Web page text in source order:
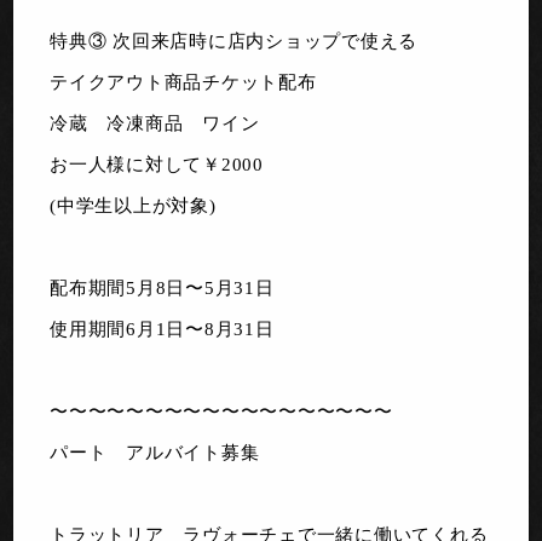
特典③ 次回来店時に店内ショップで使える
テイクアウト商品チケット配布
冷蔵 冷凍商品 ワイン
お一人様に対して￥2000
(中学生以上が対象)
配布期間5月8日〜5月31日
使用期間6月1日〜8月31日
〜〜〜〜〜〜〜〜〜〜〜〜〜〜〜〜〜〜
パート アルバイト募集
トラットリア ラヴォーチェで一緒に働いてくれる